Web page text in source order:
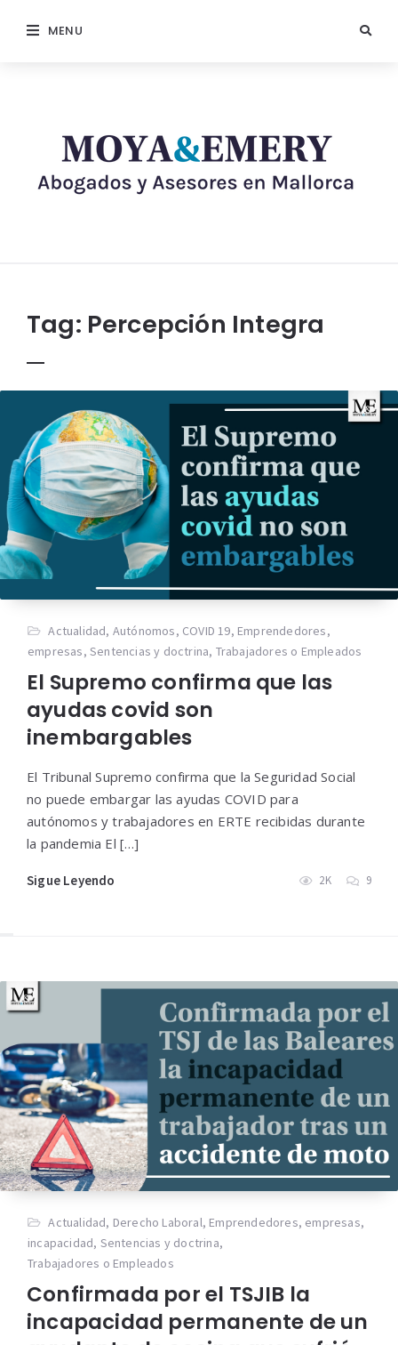
MENU
Tag: Percepción Integra
Actualidad, Autónomos, COVID 19, Emprendedores,
empresas,Sentencias y doctrina, Trabajadores o Empleados
El Supremo confirma que las
ayudas covid son
inembargables
El Tribunal Supremo confirma que la Seguridad Social
no puede embargar las ayudas COVID para
autónomos y trabajadores en ERTE recibidas durante
la pandemia El […]
Sigue Leyendo 2K 9
Actualidad, Derecho Laboral, Emprendedores, empresas,
incapacidad, Sentencias y doctrina,
Trabajadores o Empleados
Confirmada por el TSJIB la
incapacidad permanente de un